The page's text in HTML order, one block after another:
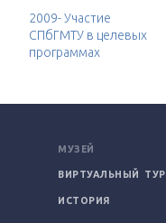
2009- Участие
СПбГМТУ в целевых
программах
МУЗЕЙ
ВИРТУАЛЬНЫЙ ТУР
ИСТОРИЯ